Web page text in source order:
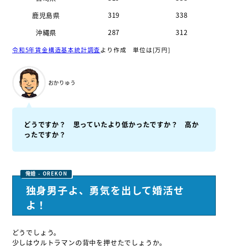
鹿児島県
319
338
沖縄県
287 312
令和5年賃金構造基本統計調査より作成 単位は[万円]
おかりゅう
どうですか？ 思っていたより低かったですか？ 高か
ったですか？
独身男子よ、勇気を出して婚活せ
よ！
どうでしょう。
少しはウルトラマンの背中を押せたでしょうか。